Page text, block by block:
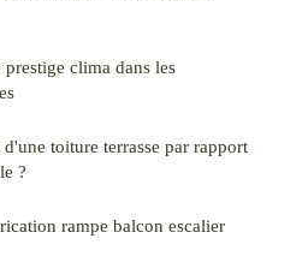
clima dans les
toiture terrasse par rapport
?
rampe balcon escalier